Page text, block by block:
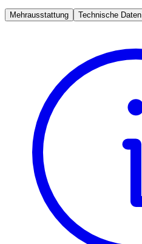
Mehrausstattung Technische Daten